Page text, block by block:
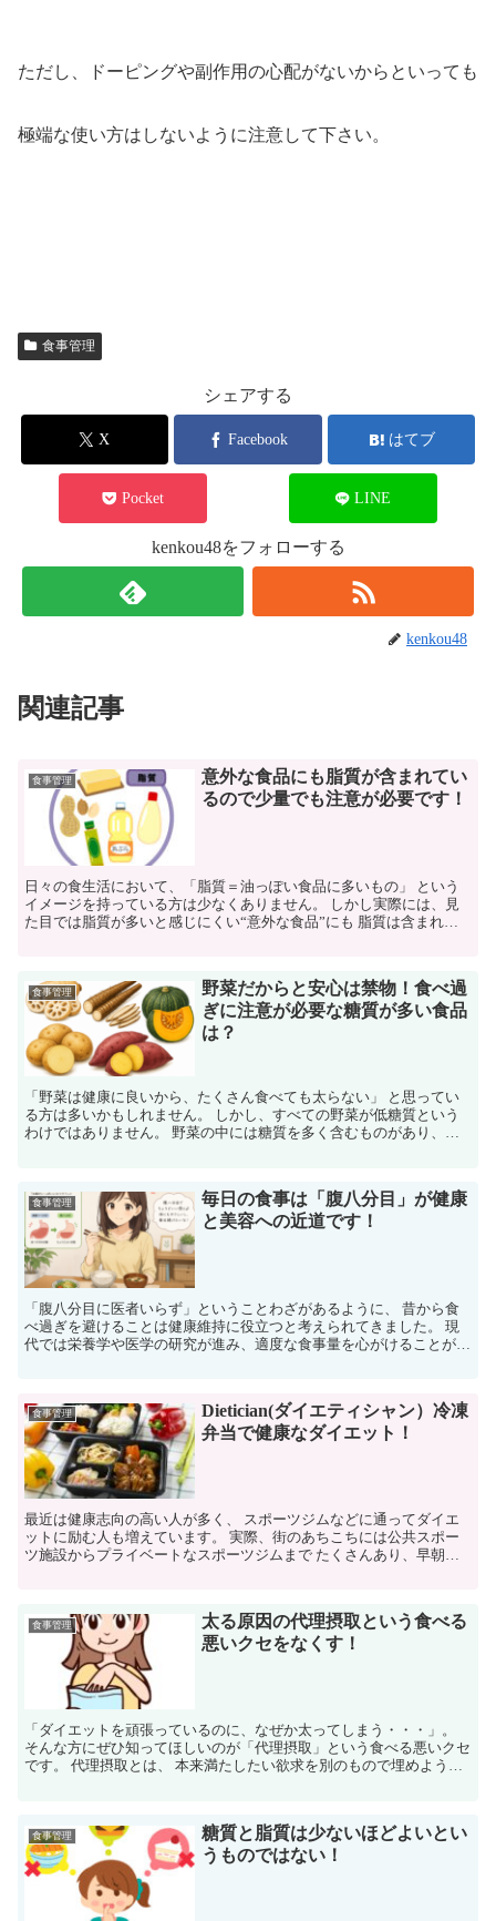
ただし、ドーピングや副作用の心配がないからといっても
極端な使い方はしないように注意して下さい。
食事管理
シェアする
X Facebook はてブ
Pocket LINE
kenkou48をフォローする
kenkou48
関連記事
食事管理
意外な食品にも脂質が含まれてい
るので少量でも注意が必要です！
日々の食生活において、「脂質＝油っぽい食品に多いもの」 という
イメージを持っている方は少なくありません。 しかし実際には、見
た目では脂質が多いと感じにくい“意外な食品”にも 脂質は含まれて
食事管理
野菜だからと安心は禁物！食べ過
ぎに注意が必要な糖質が多い食品
は？
「野菜は健康に良いから、たくさん食べても太らない」 と思ってい
る方は多いかもしれません。 しかし、すべての野菜が低糖質という
わけではありません。 野菜の中には糖質を多く含むものがあり、食
食事管理
毎日の食事は「腹八分目」が健康
と美容への近道です！
「腹八分目に医者いらず」ということわざがあるように、 昔から食
べ過ぎを避けることは健康維持に役立つと考えられてきました。 現
代では栄養学や医学の研究が進み、適度な食事量を心がけることが
食事管理
Dietician(ダイエティシャン）冷凍
弁当で健康なダイエット！
最近は健康志向の高い人が多く、 スポーツジムなどに通ってダイエ
ットに励む人も増えています。 実際、街のあちこちには公共スポー
ツ施設からプライベートなスポーツジムまで たくさんあり、早朝に
食事管理
太る原因の代理摂取という食べる
悪いクセをなくす！
「ダイエットを頑張っているのに、なぜか太ってしまう・・・」。
そんな方にぜひ知ってほしいのが「代理摂取」という食べる悪いクセ
です。 代理摂取とは、 本来満たしたい欲求を別のもので埋めようと
食事管理
糖質と脂質は少ないほどよいとい
うものではない！